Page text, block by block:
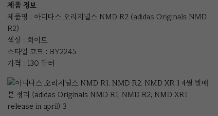
제품 정보
제품명 : 아디다스 오리지널스 NMD R2 (adidas Originals NMD
R2)
색상 : 화이트
스타일 코드 : BY2245
가격 : 130 달러